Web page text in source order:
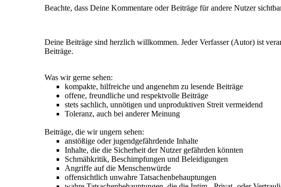
Beachte, dass Deine Kommentare oder Beiträge für andere Nutzer
Deine Beiträge sind herzlich willkommen. Jeder Verfasser (Autor) ist
Beiträge.
Was wir gerne sehen:
kompakte, hilfreiche und angenehm zu lesende Beiträge
offene, freundliche und respektvolle Beiträge
stets sachlich, unnötigen und unproduktiven Streit vermeidend
Toleranz, auch bei anderer Meinung
Beiträge, die wir ungern sehen:
anstößige oder jugendgefährdende Inhalte
Inhalte, die die Sicherheit der Nutzer gefährden könnten
Schmähkritik, Beschimpfungen und Beleidigungen
Angriffe auf die Menschenwürde
offensichtlich unwahre Tatsachenbehauptungen